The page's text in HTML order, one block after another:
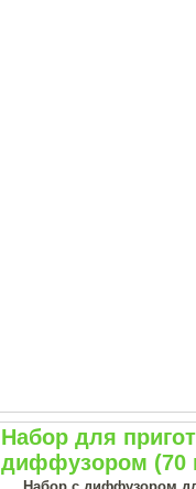
Набор для
диффузором (70
Набор с диффузором